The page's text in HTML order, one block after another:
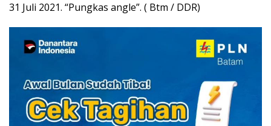
31 Juli 2021. “Pungkas angle”. ( Btm / DDR)